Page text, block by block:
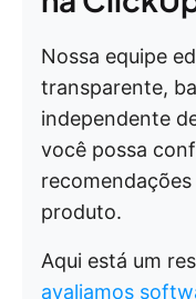
Nossa equipe
transparente,
independente
você possa
produto.
Aqui está um
avaliamos